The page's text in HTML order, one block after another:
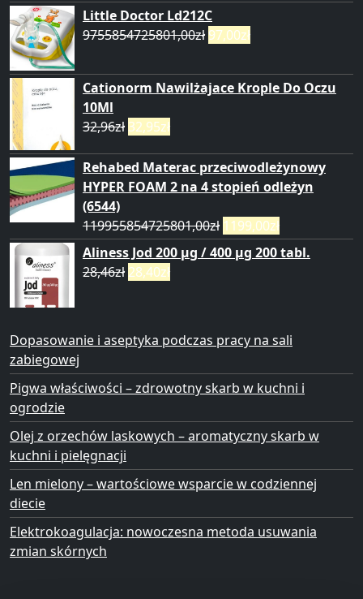
Little Doctor Ld212C
9755854725801,00zł 97,00zł
Cationorm Nawilżajace Krople Do Oczu
10Ml
32,96zł 32,95zł
Rehabed Materac przeciwodleżynowy
HYPER FOAM 2 na 4 stopień odleżyn
(6544)
119955854725801,00zł 1199,00zł
Aliness Jod 200 µg / 400 µg 200 tabl.
28,46zł 28,40zł
Dopasowanie i aseptyka podczas pracy na sali
zabiegowej
Pigwa właściwości – zdrowotny skarb w kuchni i
ogrodzie
Olej z orzechów laskowych – aromatyczny skarb w
kuchni i pielęgnacji
Len mielony – wartościowe wsparcie w codziennej
diecie
Elektrokoagulacja: nowoczesna metoda usuwania
zmian skórnych